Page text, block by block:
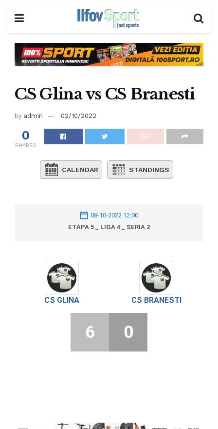
CS Glina vs CS Branesti
by admin 02/10/2022
0
SHARES
CALENDAR STANDINGS
08-10-2022 12:00
ETAPA 5 _ LIGA 4 _ SERIA 2
CS GLINA CS BRANESTI
6 0